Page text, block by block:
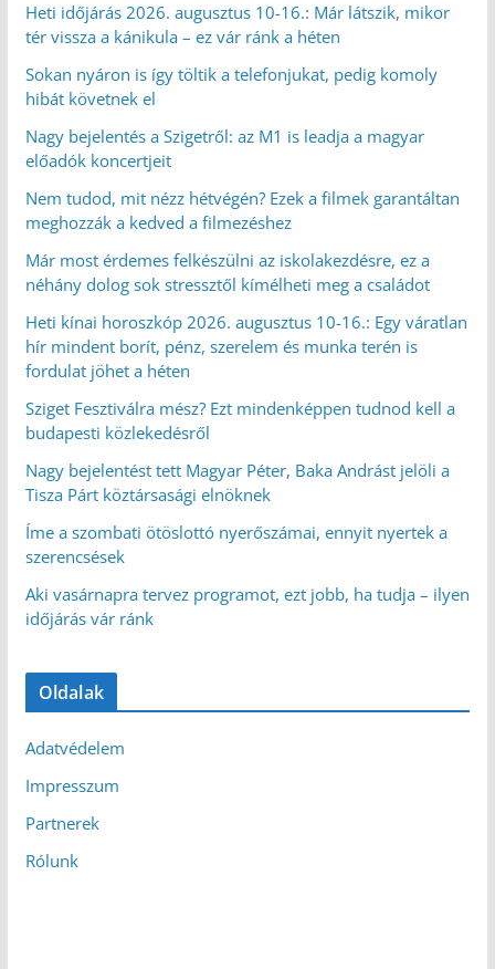
Heti időjárás 2026. augusztus 10-16.: Már látszik, mikor
tér vissza a kánikula – ez vár ránk a héten
Sokan nyáron is így töltik a telefonjukat, pedig komoly
hibát követnek el
Nagy bejelentés a Szigetről: az M1 is leadja a magyar
előadók koncertjeit
Nem tudod, mit nézz hétvégén? Ezek a filmek garantáltan
meghozzák a kedved a filmezéshez
Már most érdemes felkészülni az iskolakezdésre, ez a
néhány dolog sok stressztől kímélheti meg a családot
Heti kínai horoszkóp 2026. augusztus 10-16.: Egy váratlan
hír mindent borít, pénz, szerelem és munka terén is
fordulat jöhet a héten
Sziget Fesztiválra mész? Ezt mindenképpen tudnod kell a
budapesti közlekedésről
Nagy bejelentést tett Magyar Péter, Baka Andrást jelöli a
Tisza Párt köztársasági elnöknek
Íme a szombati ötöslottó nyerőszámai, ennyit nyertek a
szerencsések
Aki vasárnapra tervez programot, ezt jobb, ha tudja – ilyen
időjárás vár ránk
Oldalak
Adatvédelem
Impresszum
Partnerek
Rólunk